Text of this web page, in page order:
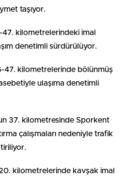
taşıyor.
kilometrelerindeki imal
denetimli sürdürülüyor.
47. kilometrelerinde bölünmüş
ulaşıma denetimli
37. kilometresinde Sporkent
çalışmaları nedeniyle trafik
kilometrelerinde kavşak imal